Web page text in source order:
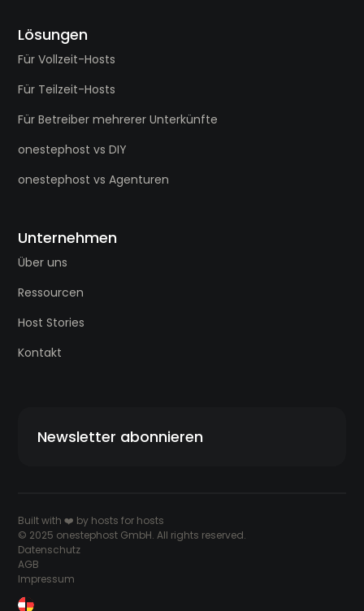
Lösungen
Für Vollzeit-Hosts
Für Teilzeit-Hosts
Für Betreiber mehrerer Unterkünfte
onestephost vs DIY
onestephost vs Agenturen
Unternehmen
Über uns
Ressourcen
Host Stories
Kontakt
Newsletter abonnieren
© 2025 onestephost GmbH. All rights reserved.
Built with ❤️ by hosts for hosts
Datenschutz
AGB
Impressum